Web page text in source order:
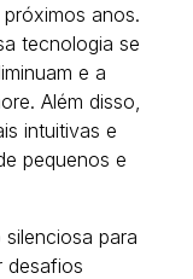
anos.
tecnologia se
e a
Além disso,
intuitivas e
pequenos e
para
desafios